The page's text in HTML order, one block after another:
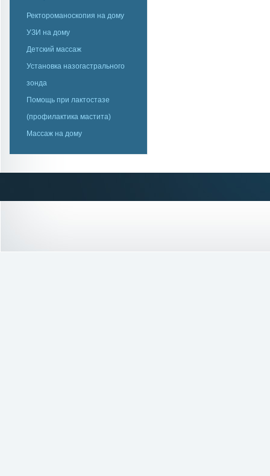
Ректороманоскопия на дому
УЗИ на дому
Детский массаж
Установка назогастрального
зонда
Помощь при лактостазе
(профилактика мастита)
Массаж на дому